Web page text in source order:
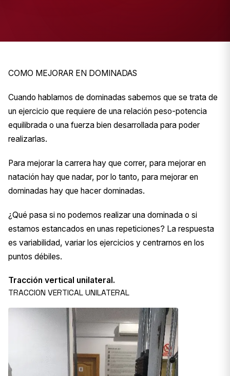
COMO MEJORAR EN DOMINADAS
Cuando hablamos de dominadas sabemos que se trata de
un ejercicio que requiere de una relación peso-potencia
equilibrada o una fuerza bien desarrollada para poder
realizarlas.
Para mejorar la carrera hay que correr, para mejorar en
natación hay que nadar, por lo tanto, para mejorar en
dominadas hay que hacer dominadas.
¿Qué pasa si no podemos realizar una dominada o si
estamos estancados en unas repeticiones? La respuesta
es variabilidad, variar los ejercicios y centrarnos en los
puntos débiles.
Tracción vertical unilateral.
TRACCION VERTICAL UNILATERAL